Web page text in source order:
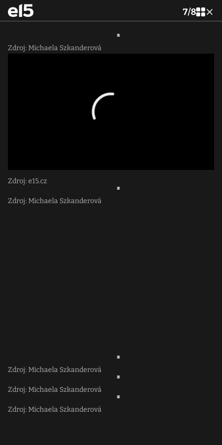
7/8
Zdroj: Michaela Szkanderová
Zdroj: e15.cz
Zdroj: Michaela Szkanderová
Zdroj: Michaela Szkanderová
Zdroj: Michaela Szkanderová
Zdroj: Michaela Szkanderová